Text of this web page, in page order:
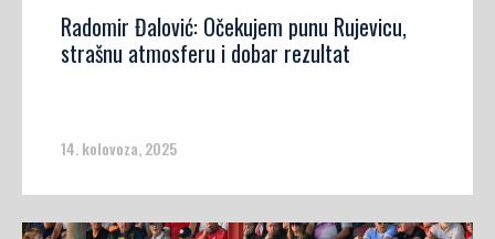
Radomir Đalović: Očekujem punu Rujevicu,
strašnu atmosferu i dobar rezultat
14. kolovoza, 2025